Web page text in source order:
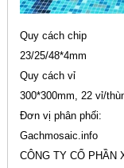
Quy cách chip
23/25/48*4mm
Quy cách vỉ
300*300mm, 22 vỉ/
Đơn vị phân phối:
Gachmosaic.info
CÔNG TY CỔ PHẦN